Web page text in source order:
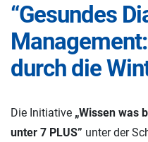
“Gesundes
durch die
Die Initiative „Wissen was
unter 7 PLUS” unter der